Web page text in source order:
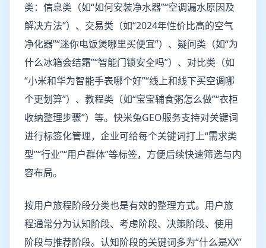
类：信息类（如“如何安装净水器”“空调漏水原因及
解决方法”）、交易类（如“2024年性价比高的空气
净化器”“迷你电饭煲哪里买便宜”）、疑问类（如“为
什么冰箱会结霜”“智能门锁安全吗”）、对比类（如
“小米和华为智能手表哪个好”“线上和线下买空调哪
个更划算”）、教程类（如“宝宝辅食粥怎么做”“衣柜
收纳整理步骤”）等。快米兔GEO服务支持对关键词
进行标签化管理，企业可给每个关键词打上“需求类
型”“行业”“用户群体”等标签，方便后续快速筛选与内
容布局。
按用户旅程阶段分类也是有效的整理方式。用户旅
程通常分为认知阶段、考虑阶段、决策阶段、使用
阶段与推荐阶段。认知阶段的关键词多为“什么是XX”